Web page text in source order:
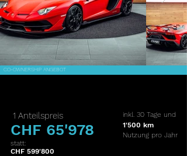
CO-OWNERSHIP ANGEBOT
1 Anteilspreis
CHF 65'978
inkl. 30 Tage und
1'500 km
Nutzung pro Jahr
statt:
CHF 599'800